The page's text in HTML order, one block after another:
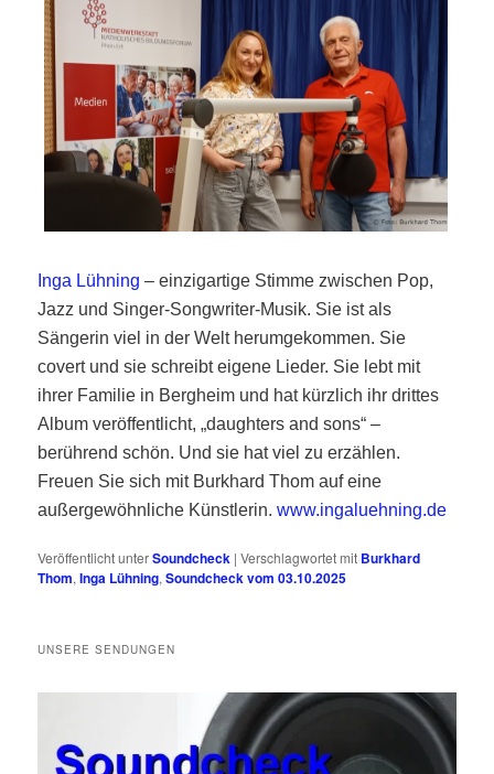
Inga Lühning – einzigartige Stimme zwischen Pop,
Jazz und Singer-Songwriter-Musik. Sie ist als
Sängerin viel in der Welt herumgekommen. Sie
covert und sie schreibt eigene Lieder. Sie lebt mit
ihrer Familie in Bergheim und hat kürzlich ihr drittes
Album veröffentlicht, „daughters and sons“ –
berührend schön. Und sie hat viel zu erzählen.
Freuen Sie sich mit Burkhard Thom auf eine
außergewöhnliche Künstlerin.www.ingaluehning.de
Veröffentlicht unterSoundcheck |Verschlagwortet mit Burkhard
Thom,Inga Lühning,Soundcheck vom 03.10.2025
UNSERE SENDUNGEN